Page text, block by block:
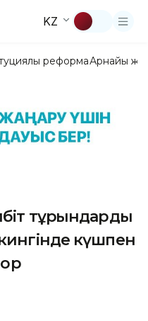
KZ
реформаАрнайы
тұрғындарды
күшпен